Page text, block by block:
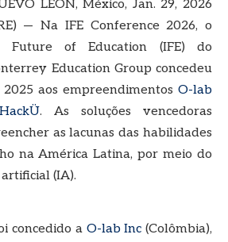
LEÓN, México, Jan. 29, 2026
— Na IFE Conference 2026, o
of Education (IFE) do
Education Group concedeu
aos empreendimentos O-lab
HackÜ. As soluções vencedoras
as lacunas das habilidades
na América Latina, por meio do
(IA).
concedido a O-lab Inc (Colômbia),